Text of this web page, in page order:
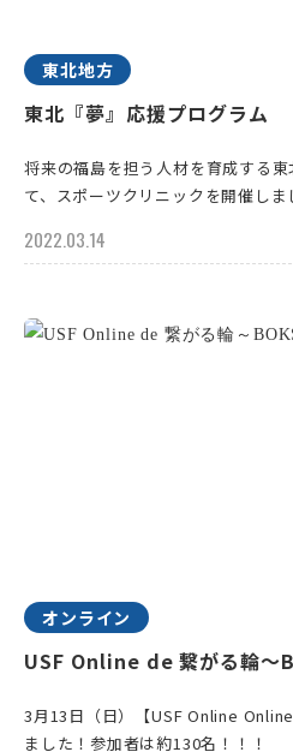
東北地方
東北『夢』応援プログラム
将来の福島を担う人材を育成する
て、スポーツクリニックを開催しま
2022.03.14
オンライン
USF Online de 繋がる輪～
3月13日（日）【USF Online
ました！参加者は約130名！！！